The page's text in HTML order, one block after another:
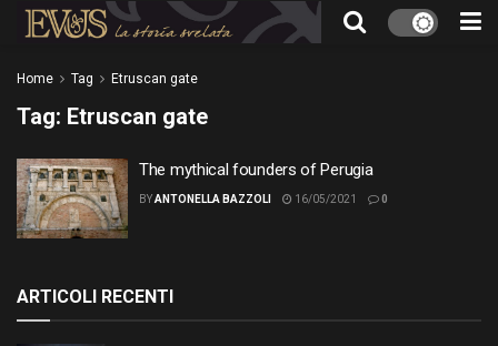
Home Tag Etruscan gate
Tag: Etruscan gate
The mythical founders of Perugia
BYANTONELLA BAZZOLI 16/05/2021 0
ARTICOLI RECENTI